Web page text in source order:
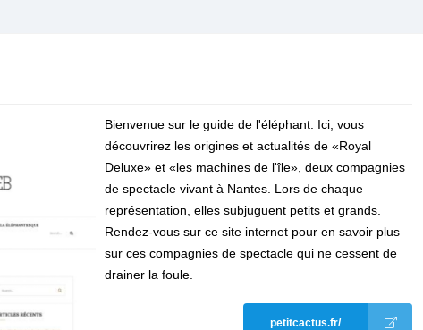
Bienvenue sur le guide de l'éléphant. Ici, vous
découvrirez les origines et actualités de «Royal
Deluxe» et «les machines de l'île», deux compagnies
de spectacle vivant à Nantes. Lors de chaque
représentation, elles subjuguent petits et grands.
Rendez-vous sur ce site internet pour en savoir plus
sur ces compagnies de spectacle qui ne cessent de
drainer la foule.
petitcactus.fr/